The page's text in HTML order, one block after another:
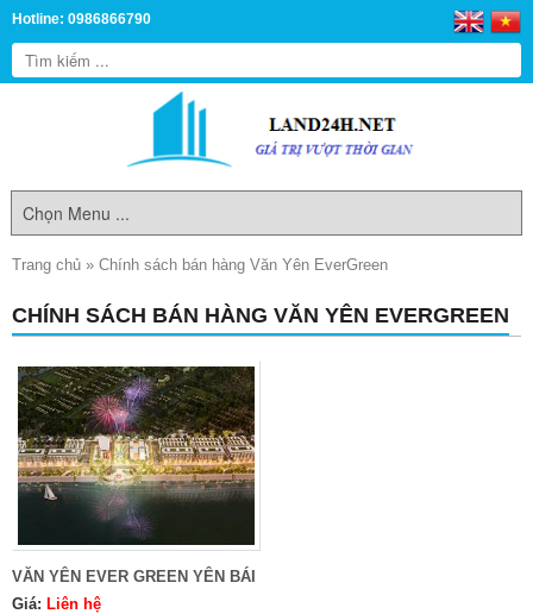
Hotline: 0986866790
Trang chủ » Chính sách bán hàng Văn Yên EverGreen
CHÍNH SÁCH BÁN HÀNG VĂN YÊN EVERGREEN
VĂN YÊN EVER GREEN YÊN BÁI
Giá: Liên hệ